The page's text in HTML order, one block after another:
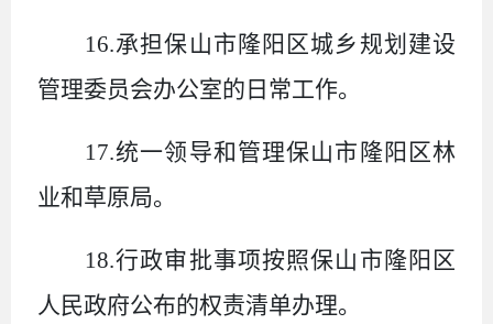
16.承担保山市隆阳区城乡规划建设
管理委员会办公室的日常工作。
17.统一领导和管理保山市隆阳区林
业和草原局。
18.行政审批事项按照保山市隆阳区
人民政府公布的权责清单办理。